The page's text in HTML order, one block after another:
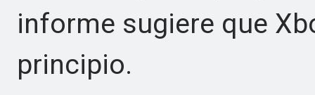
informe sugiere que
principio.